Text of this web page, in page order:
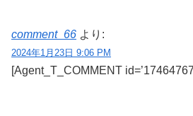
comment_66 より:
2024年1月23日 9:06 PM
[Agent_T_COMMENT